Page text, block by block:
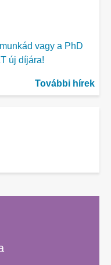
vagy a PhD
új díjára!
További hírek